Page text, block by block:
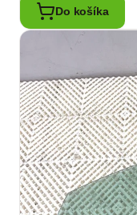
Do košíka